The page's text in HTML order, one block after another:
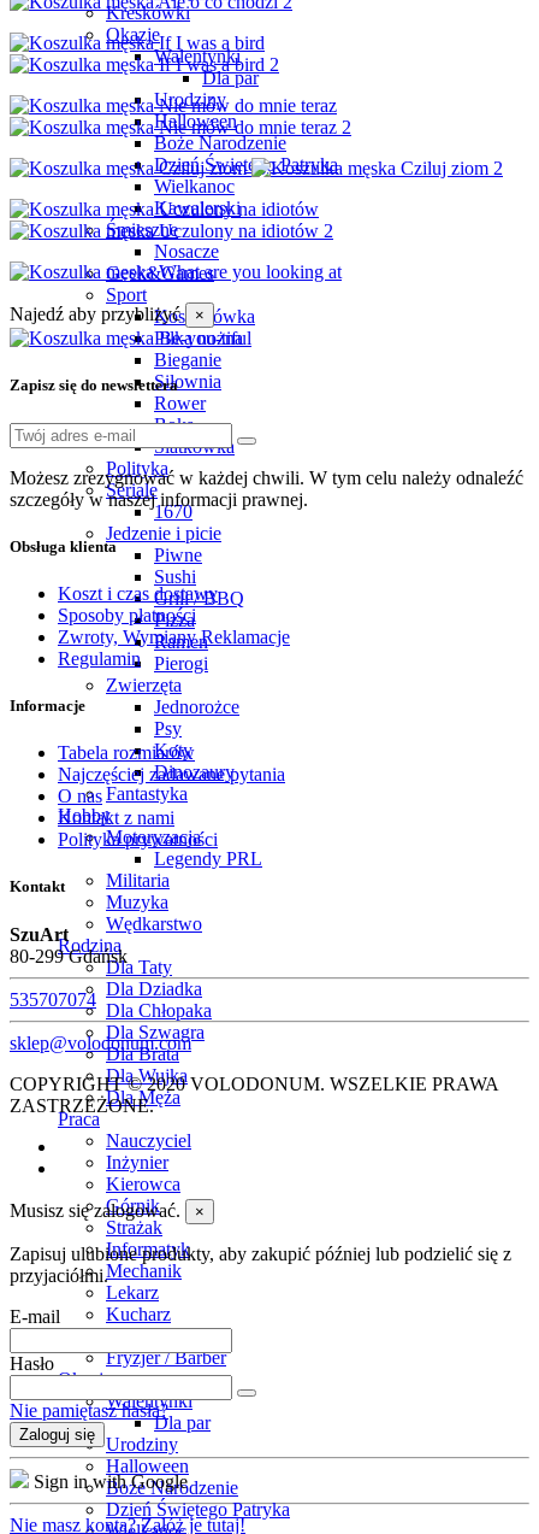
Kreskówki
Okazje
Walentynki
Dla par
Urodziny
Halloween
Boże Narodzenie
Dzień Świętego Patryka
Wielkanoc
Kawalerski
Śmieszne
Nosacze
Geek&Games
Sport
Koszykówka
Piłka nożna
Bieganie
Siłownia
Rower
Boks
Siatkówka
Polityka
Seriale
1670
Jedzenie i picie
Piwne
Sushi
Grill / BBQ
Pizza
Ramen
Pierogi
Zwierzęta
Jednorożce
Psy
Koty
Dinozaury
Fantastyka
Hobby
Motoryzacja
Legendy PRL
Militaria
Muzyka
Wędkarstwo
Rodzina
Dla Taty
Dla Dziadka
Dla Chłopaka
Dla Szwagra
Dla Brata
Dla Wujka
Dla Męża
Praca
Nauczyciel
Inżynier
Kierowca
Górnik
Strażak
Informatyk
Mechanik
Lekarz
Kucharz
Elektryk
Fryzjer / Barber
Okazje
Walentynki
Dla par
Urodziny
Halloween
Boże Narodzenie
Dzień Świętego Patryka
Najedź aby przybliżyć ×
Zapisz się do newslettera
Możesz zrezygnować w każdej chwili. W tym celu należy odnaleźć
szczegóły w naszej informacji prawnej.
Obsługa klienta
Koszt i czas dostawy
Sposoby płatności
Zwroty, Wymiany Reklamacje
Regulamin
Informacje
Tabela rozmiarów
Najczęściej zadawane pytania
O nas
Kontakt z nami
Polityka prywatności
Kontakt
SzuArt
80-299 Gdańsk
535707074
sklep@volodonum.com
COPYRIGHT © 2020 VOLODONUM. WSZELKIE PRAWA
ZASTRZEŻONE.
Musisz się zalogować. ×
Zapisuj ulubione produkty, aby zakupić później lub podzielić się z
przyjaciółmi.
E-mail
Hasło
Nie pamiętasz hasła?
Zaloguj się
Sign in with Google
Nie masz konta? Załóż je tutaj!